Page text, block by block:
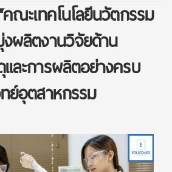
ณะเทคโนโลยีนวัตกรรม
ผลิตงานวิจัยด้าน
ละการผลิตอย่างครบ
ย์อุตสาหกรรม